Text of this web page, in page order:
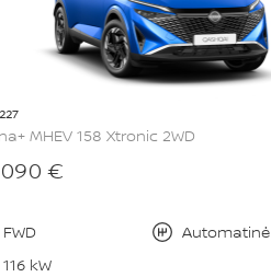
MHEV 158 Xtronic 2WD
€
FWD
Automatinė
116 kW